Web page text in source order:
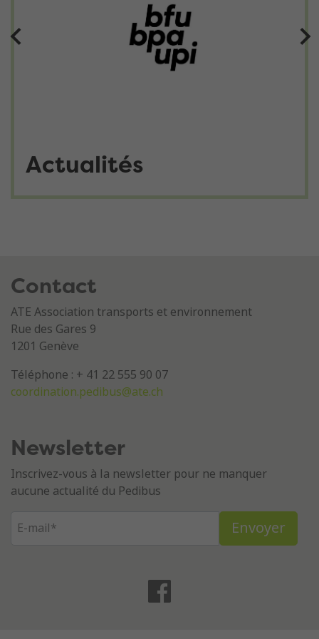
Actualités
Contact
ATE Association transports et environnement
Rue des Gares 9
1201 Genève
Téléphone : + 41 22 555 90 07
coordination.pedibus@ate.ch
Newsletter
Inscrivez-vous à la newsletter pour ne manquer
aucune actualité du Pedibus